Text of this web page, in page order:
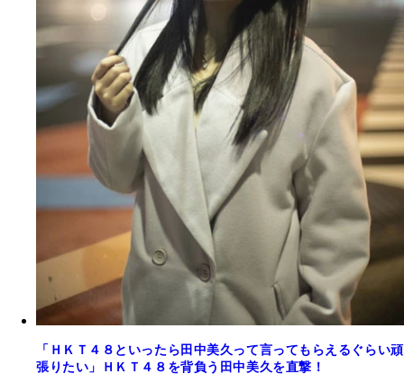
「ＨＫＴ４８といったら田中美久って言ってもらえるぐらい頑
張りたい」ＨＫＴ４８を背負う田中美久を直撃！